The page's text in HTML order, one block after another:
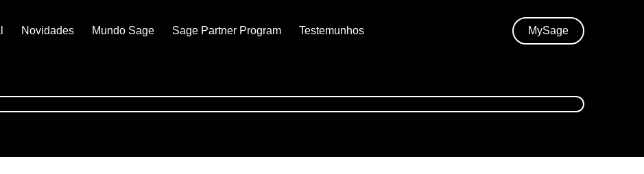
Novidades Mundo Sage Sage Partner Program Testemunhos MySage